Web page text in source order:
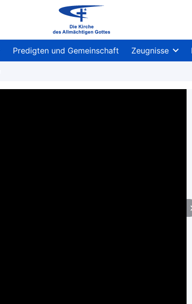
Predigten und Gemeinschaft Zeugnisse